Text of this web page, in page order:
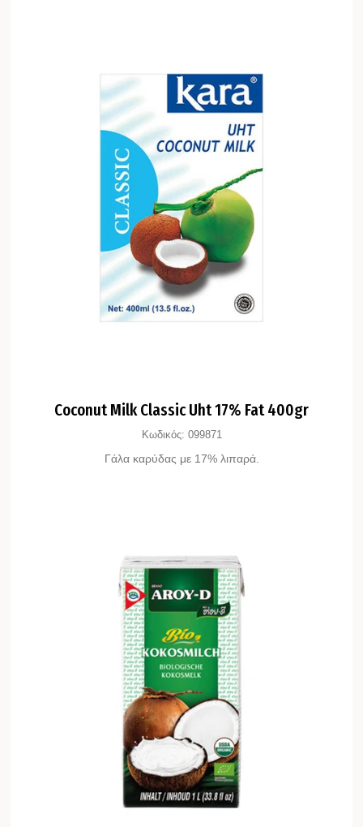
Coconut Milk Classic Uht 17% Fat 400gr
Κωδικός: 099871
Γάλα καρύδας με 17% λιπαρά.